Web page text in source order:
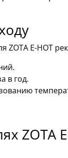
ZOTA E-HOT
в год.
ZOTA